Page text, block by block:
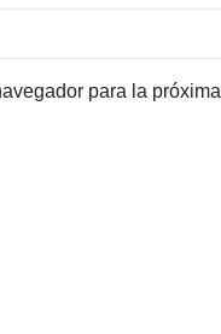
para la próxima